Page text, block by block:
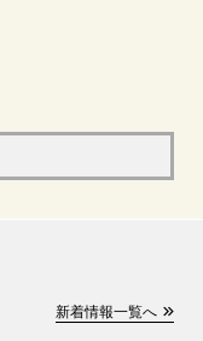
新着情報一覧へ